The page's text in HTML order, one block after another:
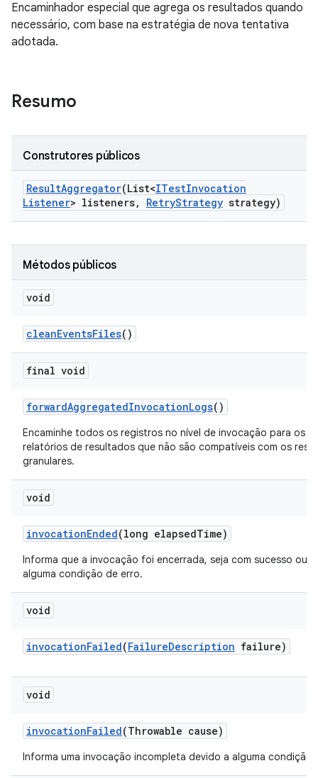
Encaminhador especial que agrega os resultados quando
necessário, com base na estratégia de nova tentativa
adotada.
Resumo
Construtores públicos
ResultAggregator(List<ITestInvocation
Listener> listeners, RetryStrategy strategy)
Métodos públicos
void
cleanEventsFiles()
final void
forwardAggregatedInvocationLogs()
Encaminhe todos os registros no nível de invocação para os
relatórios de resultados que não são compatíveis com os
granulares.
void
invocationEnded(long elapsedTime)
Informa que a invocação foi encerrada, seja com sucesso ou
alguma condição de erro.
void
invocationFailed(FailureDescription failure)
void
invocationFailed(Throwable cause)
Informa uma invocação incompleta devido a alguma condição